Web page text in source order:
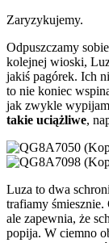
Zaryzykujemy.
Odpuszczamy
kolejnej wioski,
jakiś pagórek. Ich
to nie koniec
jak zwykle
takie uciążliwe,
Luza to dwa
trafiamy śmiesznie.
ale zapewnia, że
popija. W ciemno